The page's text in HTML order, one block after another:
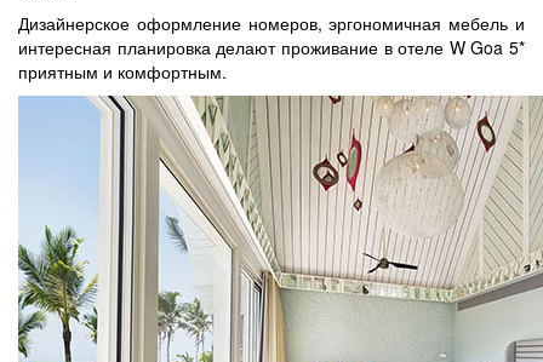
Дизайнерское оформление номеров, эргономичная мебель и
интересная планировка делают проживание в отеле W Goa 5*
приятным и комфортным.